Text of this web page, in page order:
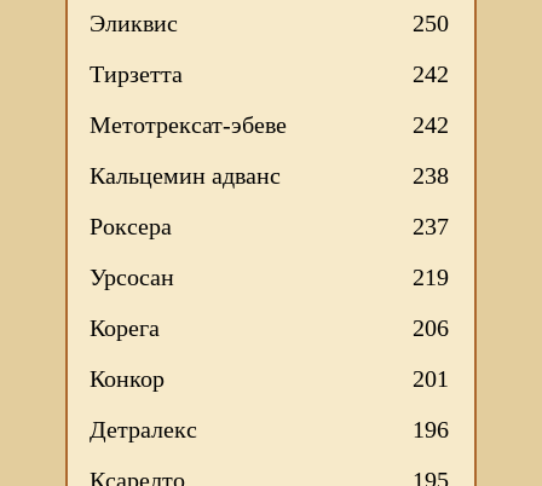
Эликвис
250
Тирзетта
242
Метотрексат-эбеве
242
Кальцемин адванс
238
Роксера
237
Урсосан
219
Корега
206
Конкор
201
Детралекс
196
Ксарелто
195